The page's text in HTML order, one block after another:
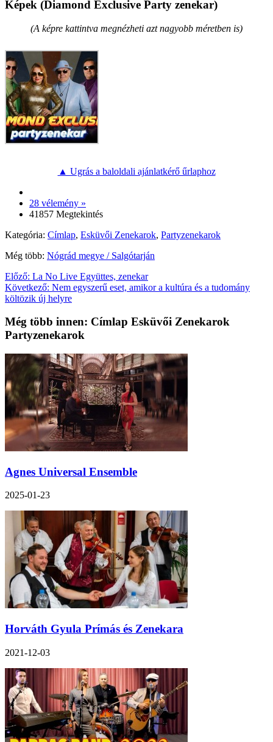
Képek (Diamond Exclusive Party zenekar)
(A képre kattintva megnézheti azt nagyobb méretben is)
▲ Ugrás a baloldali ajánlatkérő űrlaphoz
28 vélemény »
41857 Megtekintés
Kategória: Címlap, Esküvői Zenekarok, Partyzenekarok
Még több: Nógrád megye / Salgótarján
Előző: La No Live Együttes, zenekar
Következő: Nem egyszerű eset, amikor a kultúra és a tudomány
költözik új helyre
Még több innen: Címlap Esküvői Zenekarok
Partyzenekarok
Agnes Universal Ensemble
2025-01-23
Horváth Gyula Prímás és Zenekara
2021-12-03